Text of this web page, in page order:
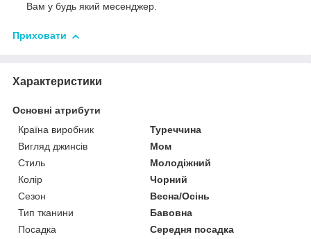
Вам у будь який месенджер.
Приховати
Характеристики
Основні атрибути
Країна виробник
Туреччина
Вигляд джинсів
Мом
Стиль
Молодіжний
Колір
Чорний
Сезон
Весна/Осінь
Тип тканини
Бавовна
Посадка
Середня посадка